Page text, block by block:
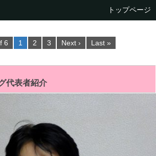
トップページ
6 1 2 3 Next › Last »
代表者紹介